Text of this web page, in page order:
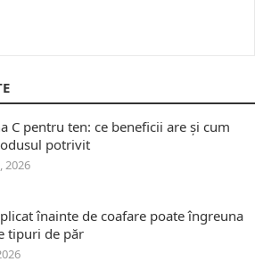
C pentru ten: ce beneficii are și cum
potrivit
2026
înainte de coafare poate îngreuna
tipuri de păr